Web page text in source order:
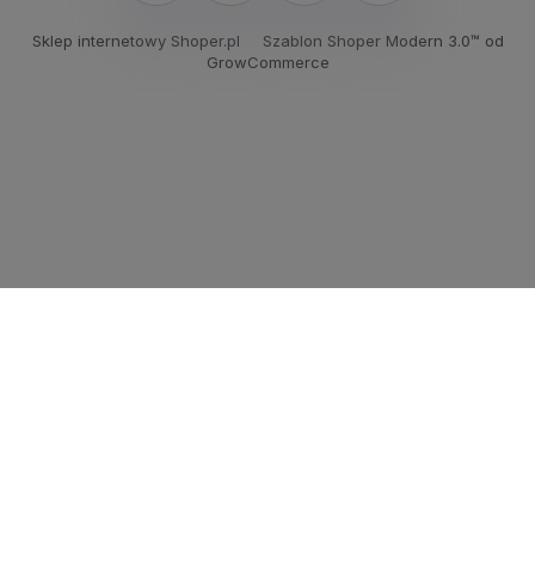
Sklep internetowy Shoper.pl Szablon Shoper Modern 3.0™ od
GrowCommerce